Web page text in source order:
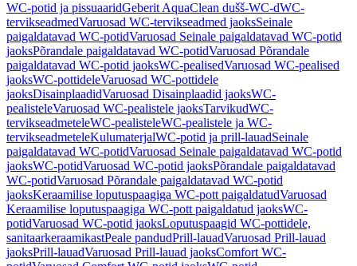
WC-potid ja pissuaaridGeberit AquaClean dušš-WC-dWC-
tervikseadmedVaruosad WC-tervikseadmed jaoksSeinale
paigaldatavad WC-potidVaruosad Seinale paigaldatavad WC-potid
jaoksPõrandale paigaldatavad WC-potidVaruosad Põrandale
paigaldatavad WC-potid jaoksWC-pealisedVaruosad WC-pealised
jaoksWC-pottideleVaruosad WC-pottidele
jaoksDisainplaadidVaruosad Disainplaadid jaoksWC-
pealisteleVaruosad WC-pealistele jaoksTarvikudWC-
tervikseadmeteleWC-pealisteleWC-pealistele ja WC-
tervikseadmeteleKulumaterjalWC-potid ja prill-lauadSeinale
paigaldatavad WC-potidVaruosad Seinale paigaldatavad WC-potid
jaoksWC-potidVaruosad WC-potid jaoksPõrandale paigaldatavad
WC-potidVaruosad Põrandale paigaldatavad WC-potid
jaoksKeraamilise loputuspaagiga WC-pott paigaldatudVaruosad
Keraamilise loputuspaagiga WC-pott paigaldatud jaoksWC-
potidVaruosad WC-potid jaoksLoputuspaagid WC-pottidele,
sanitaarkeraamikastPeale pandudPrill-lauadVaruosad Prill-lauad
jaoksPrill-lauadVaruosad Prill-lauad jaoksComfort WC-